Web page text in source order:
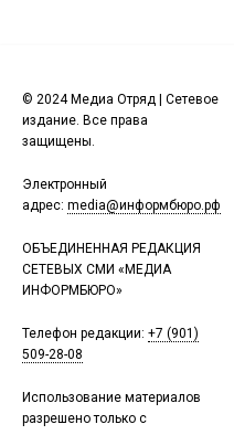
© 2024 Медиа Отряд | Сетевое
издание. Все права
защищены.
Электронный
адрес: media@информбюро.рф
ОБЪЕДИНЕННАЯ РЕДАКЦИЯ
СЕТЕВЫХ СМИ «МЕДИА
ИНФОРМБЮРО»
Телефон редакции: +7 (901)
509-28-08
Использование материалов
разрешено только с